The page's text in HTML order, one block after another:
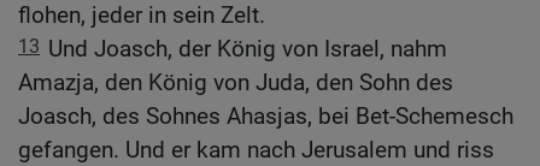
flohen, jeder in sein Zelt.
13 Und Joasch, der König von Israel, nahm
Amazja, den König von Juda, den Sohn des
Joasch, des Sohnes Ahasjas, bei Bet-Schemesch
gefangen. Und er kam nach Jerusalem und riss